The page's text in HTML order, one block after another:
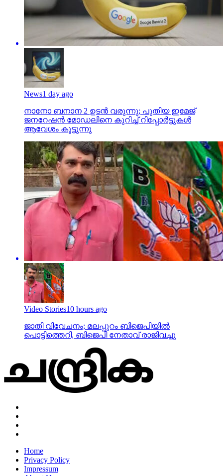
News1 day ago
നാനോ ബനാന 2 ഉടന്‍ വരുന്നു; പുതിയ ഇമേജ്
ജനറേഷന്‍ മോഡലിനെ കുറിച്ച് റിപ്പോര്‍ട്ടുകള്‍
ആവേശം കൂട്ടുന്നു
Video Stories10 hours ago
ജാതി വിവേചനം; മലപ്പുറം ബിജെപിയില്‍
പൊട്ടിത്തെറി, ബിജെപി നേതാവ് രാജിവച്ചു
Home
Privacy Policy
Impressum